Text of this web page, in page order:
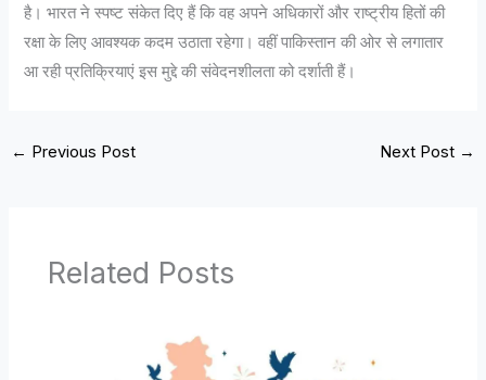
है। भारत ने स्पष्ट संकेत दिए हैं कि वह अपने अधिकारों और राष्ट्रीय हितों की
रक्षा के लिए आवश्यक कदम उठाता रहेगा। वहीं पाकिस्तान की ओर से लगातार
आ रही प्रतिक्रियाएं इस मुद्दे की संवेदनशीलता को दर्शाती हैं।
← Previous Post Next Post →
Related Posts